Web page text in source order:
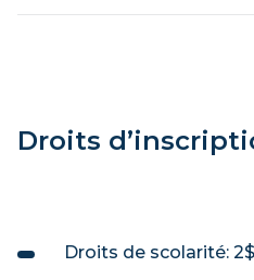
Droits
Droits de scolarité: